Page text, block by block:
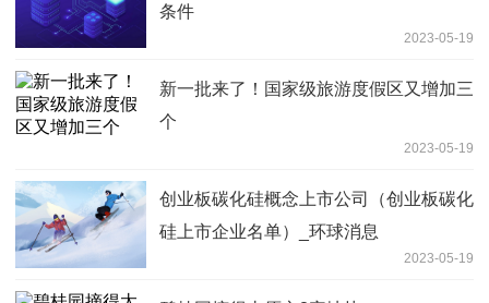
条件
2023-05-19
新一批来了！国家级旅游度假区又增加三
个
2023-05-19
创业板碳化硅概念上市公司（创业板碳化
硅上市企业名单）_环球消息
2023-05-19